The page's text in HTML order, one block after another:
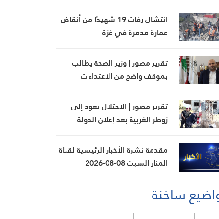
الميدانية
انتشال رفات 19 شهيدًا من أنقاض
عمارة مدمرة في غزة
تقرير مصور | وزير الصحة يطالب
بموقف واضح من الاعتداءات
التعيينات
تقرير مصور | الاحتلال يعود إلى
زوطر الغربية بعد إعلان الدولة
مقدمة نشرة الأخبار الرئيسية لقناة
المنار السبت 08-08-2026
ساخنة